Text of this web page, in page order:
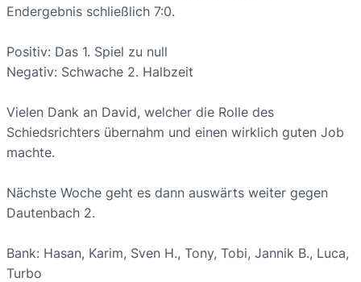
Endergebnis schließlich 7:0.
Positiv: Das 1. Spiel zu null
Negativ: Schwache 2. Halbzeit
Vielen Dank an David, welcher die Rolle des
Schiedsrichters übernahm und einen wirklich guten Job
machte.
Nächste Woche geht es dann auswärts weiter gegen
Dautenbach 2.
Bank: Hasan, Karim, Sven H., Tony, Tobi, Jannik B., Luca,
Turbo